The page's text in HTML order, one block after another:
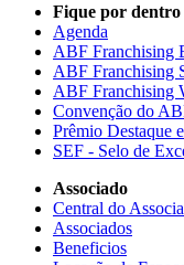
Fique por dentro
Agenda
ABF Franchising
ABF Franchising
ABF Franchising
Convenção do
Prêmio Destaque
SEF - Selo de
Associado
Central do
Associados
Beneficios